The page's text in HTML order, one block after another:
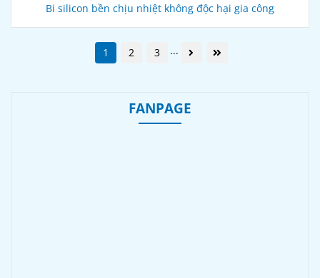
Bi silicon bền chịu nhiệt không độc hại gia công
1 2 3 ...
FANPAGE